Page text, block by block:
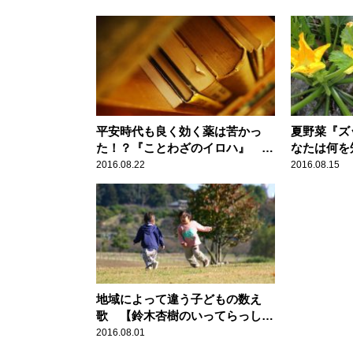
平安時代も良く効く薬は苦かっ
た！？『ことわざのイロハ』
【鈴木杏樹のいってらっしゃい】
2016.08.22
夏野菜『
なたは何
【鈴木杏
2016.08.15
地域によって違う子どもの数え
歌 【鈴木杏樹のいってらっしゃ
い】
2016.08.01